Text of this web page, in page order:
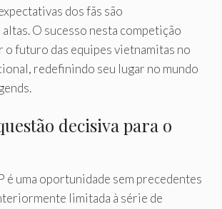
dos fãs são
O sucesso nesta competição
o futuro das equipes vietnamitas no
redefinindo seu lugar no mundo
decisiva para o
é uma oportunidade sem precedentes
limitada à série de